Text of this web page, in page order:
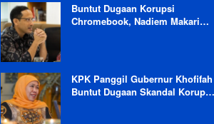
Buntut Dugaan Korupsi
Chromebook, Nadiem Makarim
KPK Panggil Gubernur Khofifah
Buntut Dugaan Skandal Korupsi